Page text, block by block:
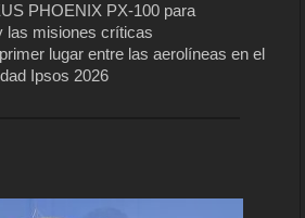
PHOENIX PX-100 para
las misiones críticas
lugar entre las aerolíneas en el
Ipsos 2026